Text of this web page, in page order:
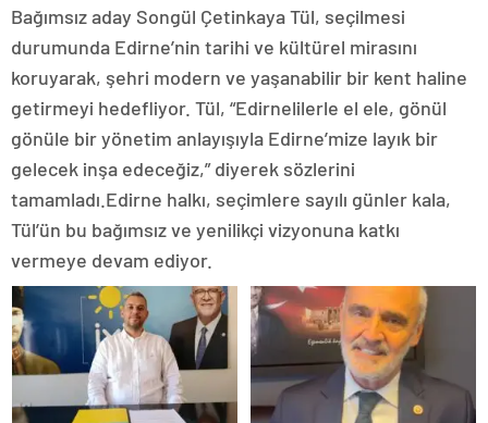
Bağımsız aday Songül Çetinkaya Tül, seçilmesi
durumunda Edirne’nin tarihi ve kültürel mirasını
koruyarak, şehri modern ve yaşanabilir bir kent haline
getirmeyi hedefliyor. Tül, “Edirnelilerle el ele, gönül
gönüle bir yönetim anlayışıyla Edirne’mize layık bir
gelecek inşa edeceğiz,” diyerek sözlerini
tamamladı.Edirne halkı, seçimlere sayılı günler kala,
Tül’ün bu bağımsız ve yenilikçi vizyonuna katkı
vermeye devam ediyor.